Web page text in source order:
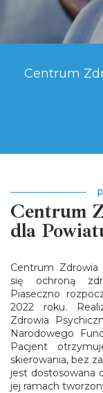
Centrum
Centrum
dla
Centrum Zdrowia
się ochroną
Piaseczno
2022 roku.
Zdrowia
Narodowego
Pacjent
skierowania, bez
jest dostosowana
jej ramach